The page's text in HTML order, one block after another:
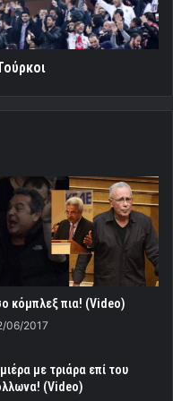
κόμπλεξ πια! (Video)
06/2017
με τριάρα επί του
(Video)